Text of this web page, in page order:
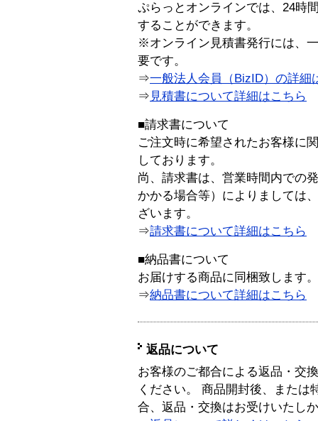
ぷらっとオンラインでは、24時
することができます。
※オンライン見積書発行には、
要です。
⇒一般法人会員（BizID）の詳細
⇒ 見積書について詳細はこちら
■請求書について
ご注文時に希望されたお客様に
しております。
尚、請求書は、営業時間内での
かかる場合等）によりましては
ざいます。
⇒請求書について詳細はこちら
■納品書について
お届けする商品に同梱致します。
⇒納品書について詳細はこちら
返品について
お客様のご都合による返品・交
ください。 商品開封後、または
合、返品・交換はお受けいたし